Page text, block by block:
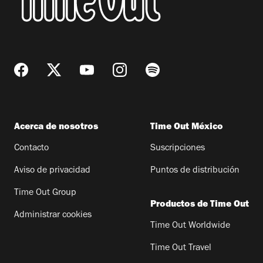
Acerca de nosotros
Contacto
Aviso de privacidad
Time Out Group
Administrar cookies
Time Out México
Suscripciones
Puntos de distribución
Productos de Time Out
Time Out Worldwide
Time Out Travel